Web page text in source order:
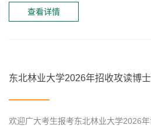
查看详情
欢迎广大考生报考东北林业大学2026